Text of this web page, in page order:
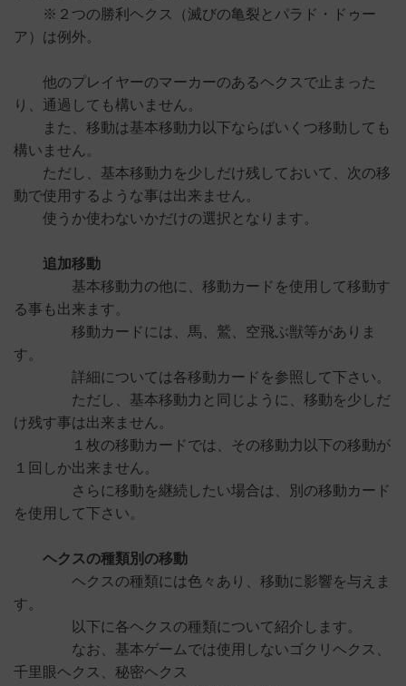
※２つの勝利ヘクス（滅びの亀裂とパラド・ドゥー
ア）は例外。
他のプレイヤーのマーカーのあるヘクスで止まった
り、通過しても構いません。
また、移動は基本移動力以下ならばいくつ移動しても
構いません。
ただし、基本移動力を少しだけ残しておいて、次の移
動で使用するような事は出来ません。
使うか使わないかだけの選択となります。
追加移動
基本移動力の他に、移動カードを使用して移動す
る事も出来ます。
移動カードには、馬、鷲、空飛ぶ獣等がありま
す。
詳細については各移動カードを参照して下さい。
ただし、基本移動力と同じように、移動を少しだ
け残す事は出来ません。
１枚の移動カードでは、その移動力以下の移動が
１回しか出来ません。
さらに移動を継続したい場合は、別の移動カード
を使用して下さい。
ヘクスの種類別の移動
ヘクスの種類には色々あり、移動に影響を与えま
す。
以下に各ヘクスの種類について紹介します。
なお、基本ゲームでは使用しないゴクリヘクス、
千里眼ヘクス、秘密ヘクス